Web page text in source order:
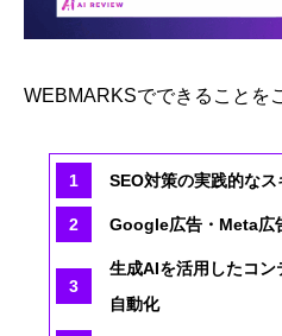
WEBMARKSでできることを
SEO対策の実践的なス
Google広告・Meta広
生成AIを活用したコ
自動化